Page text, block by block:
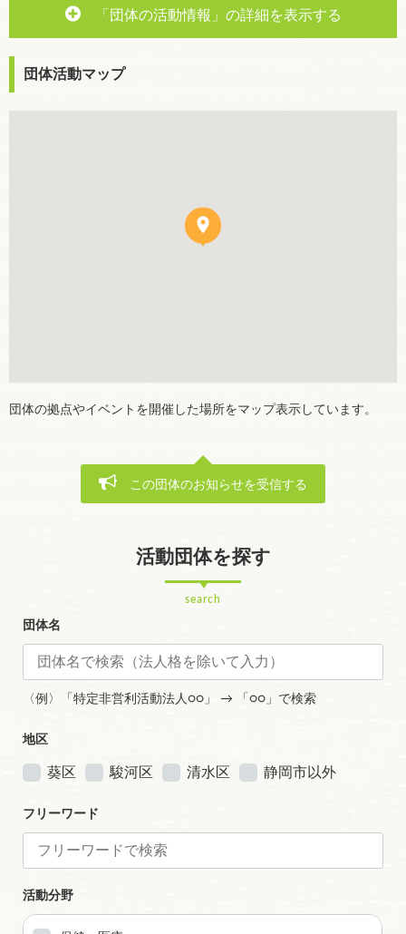
「団体の活動情報」の詳細を表示する
団体活動マップ
団体の拠点やイベントを開催した場所をマップ表示しています。
この団体のお知らせを受信する
活動団体を探す
search
団体名
〈例〉「特定非営利活動法人○○」 → 「○○」で検索
地区
葵区 駿河区 清水区 静岡市以外
フリーワード
活動分野